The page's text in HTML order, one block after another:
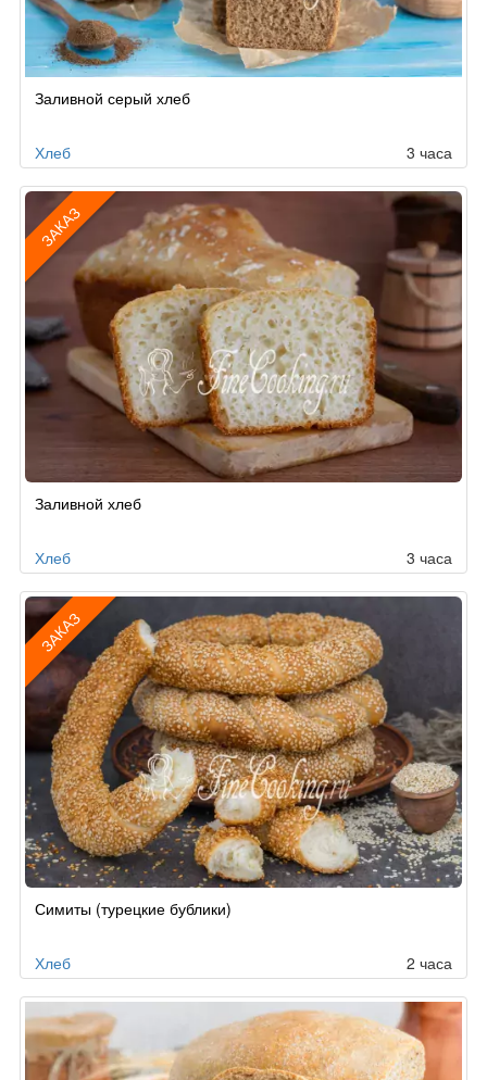
Заливной серый хлеб
Хлеб 3 часа
ЗАКАЗ
по
Заливной хлеб
Хлеб 3 часа
ЗАКАЗ
по
Симиты (турецкие бублики)
Хлеб 2 часа